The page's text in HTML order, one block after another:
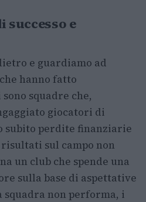
successo e
e guardiamo ad
hanno fatto
squadre che,
giocatori di
subito perdite finanziarie
sul campo non
un club che spende una
sulla base di aspettative
squadra non performa, i